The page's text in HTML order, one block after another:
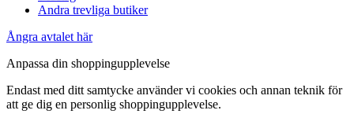
Andra trevliga butiker
Ångra avtalet här
Anpassa din shoppingupplevelse
Endast med ditt samtycke använder vi cookies och annan teknik för
att ge dig en personlig shoppingupplevelse.